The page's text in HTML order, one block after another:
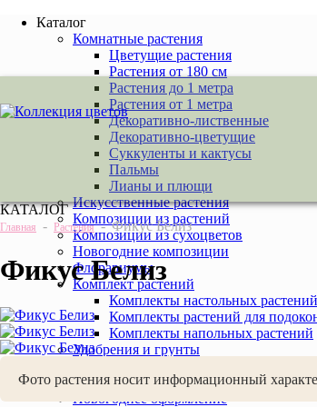
Каталог
Комнатные растения
Цветущие растения
Растения от 180 см
Растения до 1 метра
Растения от 1 метра
Декоративно-лиственные
Декоративно-цветущие
Суккуленты и кактусы
Пальмы
Лианы и плющи
Искусственные растения
Композиции из растений
Композиции из сухоцветов
Новогодние композиции
Флорариумы
Комплект растений
Комплекты настольных растений
Комплекты растений для
Комплекты напольных растений
Удобрения и грунты
Услуги
Новогоднее оформление
КАТАЛОГ
Главная - Растения - Фикус Белиз
Фикус Белиз
Фото растения носит информационный